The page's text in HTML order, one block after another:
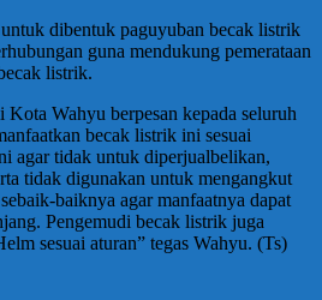
dibentuk paguyuban becak listrik
guna mendukung pemerataan
listrik.
Wahyu berpesan kepada seluruh
becak listrik ini sesuai
agar tidak untuk diperjualbelikan,
tidak digunakan untuk mengangkut
baiknya agar manfaatnya dapat
Pengemudi becak listrik juga
sesuai aturan” tegas Wahyu. (Ts)